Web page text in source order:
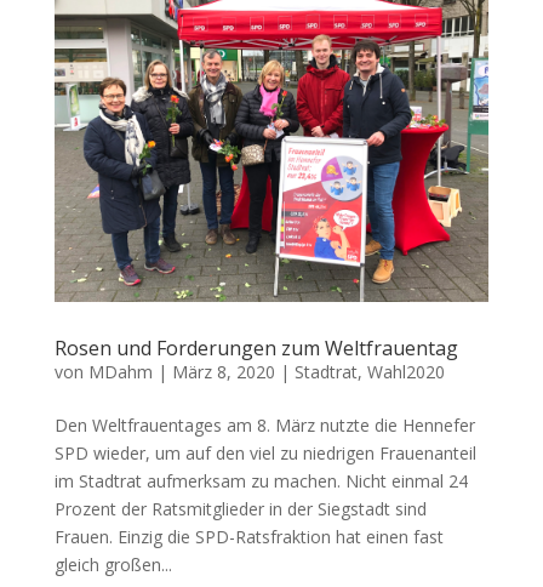
Rosen und Forderungen zum Weltfrauentag
von MDahm | März 8, 2020 | Stadtrat, Wahl2020
Den Weltfrauentages am 8. März nutzte die Hennefer
SPD wieder, um auf den viel zu niedrigen Frauenanteil
im Stadtrat aufmerksam zu machen. Nicht einmal 24
Prozent der Ratsmitglieder in der Siegstadt sind
Frauen. Einzig die SPD-Ratsfraktion hat einen fast
gleich großen...